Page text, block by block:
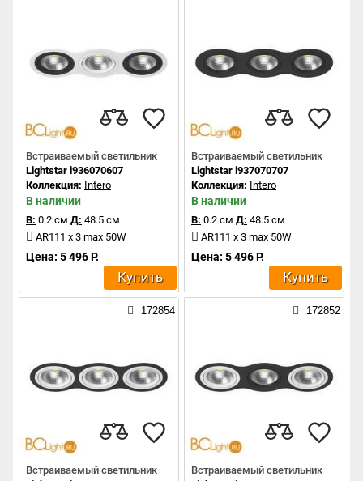
Встраиваемый светильник
Lightstar i936070607
Коллекция: Intero
В наличии
В: 0.2 см Д: 48.5 см
AR111 x 3 max 50W
Цена: 5 496 Р.
Купить
Встраиваемый светильник
Lightstar i937070707
Коллекция: Intero
В наличии
В: 0.2 см Д: 48.5 см
AR111 x 3 max 50W
Цена: 5 496 Р.
Купить
172854
Встраиваемый светильник
172852
Встраиваемый светильник